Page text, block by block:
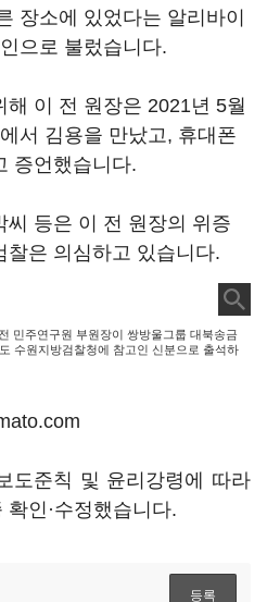
장소에 있었다는 알리바이
으로 불렀습니다.
이 전 원장은 2021년 5월
서 김용을 만났고, 휴대폰
증언했습니다.
씨 등은 이 전 원장의 위증
찰은 의심하고 있습니다.
민주연구원 부원장이 쌍방울그룹 대북송금
수원지방검찰청에 참고인 신분으로 출석하
도준칙 및 윤리강령에 따라
인·수정했습니다.